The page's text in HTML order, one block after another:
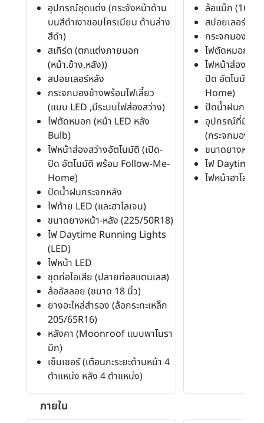
อุปกรณ์ชุดแต่ง (กระจังหน้าด้าน
บนสีดำเงาขอบโครเมียม ด้านล่าง
สีดำ)
สเกิร์ต (ตกแต่งภายนอก
(หน้า.ข้าง,หลัง))
สปอยเลอร์หลัง
กระจกมองข้างพร้อมไฟเลี้ยว
(แบบ LED ,มีระบบไฟส่องสว่าง)
ไฟตัดหมอก (หน้า LED หลัง
Bulb)
ไฟหน้าส่องสว่างอัตโนมัติ (เปิด-
ปิด อัตโนมัติ พร้อม Follow-Me-
Home)
ปัดน้ำฝนกระจกหลัง
ไฟท้าย LED (และฮาโลเจน)
ขนาดยางหน้า-หลัง (225/50R18)
ไฟ Daytime Running Lights
(LED)
ไฟหน้า LED
ชุดท่อไอเสีย (ปลายท่อสแตนเลส)
ล้ออัลลอย (ขนาด 18 นิ้ว)
ยางอะไหล่สำรอง (ล้อกระทะเหล็ก
205/65R16)
หลังคา (Moonroof แบบพาโนรา
มิก)
เซ็นเซอร์ (เตือนกะระยะด้านหน้า 4
ตำแหน่ง หลัง 4 ตำแหน่ง)
ล้อแม็ก (16")
สปอยเลอร์หลัง
กระจกมองข้า
ไฟตัดหมอก
ไฟหน้าส่องสว่
ปิด อัตโนมัติ พ
Home)
ปัดน้ำฝนกระจ
อุปกรณ์ที่มีสีเ
(กระจกมองข้า
ขนาดยางหน้า
ไฟ Daytime
ไฟหน้าฮาโลเจน
ภายใน